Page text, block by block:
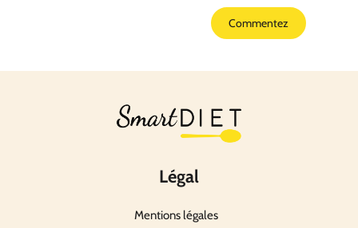
Commentez
Légal
Mentions légales